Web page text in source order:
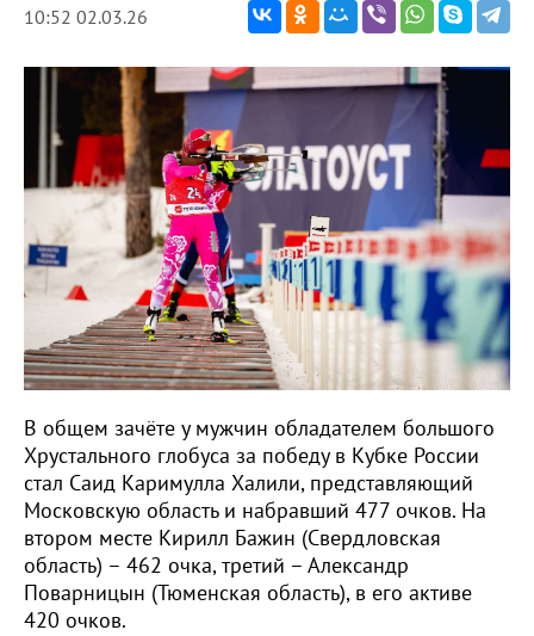
10:52 02.03.26
В общем зачёте у мужчин обладателем большого
Хрустального глобуса за победу в Кубке России
стал Саид Каримулла Халили, представляющий
Московскую область и набравший 477 очков. На
втором месте Кирилл Бажин (Свердловская
область) – 462 очка, третий – Александр
Поварницын (Тюменская область), в его активе
420 очков.